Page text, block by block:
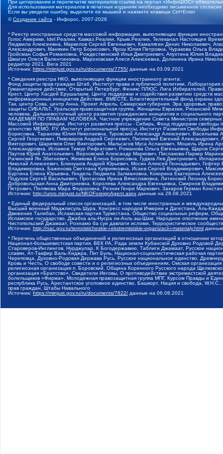
При цитировании и перепечатке материалов ссылка на портал «ИнфоШОС»
Для использования материалов в печатных изданиях необходимо письменное
Если вы увидели ошибку, выделите ее мышкой и нажмите клавиши Ctrl+Enter
©Создание сайта - Инфорос, 2007-2026
* Реестр иностранных средств массовой информации, выполняющих функции
Голос Америки, Idel.Реалии, Кавказ.Реалии, Крым.Реалии, Телеканал Настоящее
Людмила Алексеевна, Маркелов Сергей Евгеньевич, Камалягин Денис Николаевич,
Александрович, Маняхин Петр Борисович, Ярош Юлия Петровна, Чуракова Ольга
Гройсман Софья Романовна, Рождественский Илья Дмитриевич, Апухтина Юлия
Шмагун Олеся Валентиновна, Мароховская Алеся Алексеевна, Долинина Ирина
редактор 2021, Вега 2021
Источник: https://minjust.gov.ru/ru/documents/7755/ данные на 03.09.2021
* Сведения реестра НКО, выполняющих функции иностранного агента:
Фонд защиты прав граждан Штаб, Институт права и публичной политики,
Гуманитарное действие, Открытый Петербург, Феникс ПЛЮС, Лига Избирателей,
Крест, Центр Хасдей Ерушалаим, Центр поддержки и содействия развитию средств
информационных инициатив Действие, ВМЕСТЕ, Благотворительный фонд охраны
Так, центр Сова, центр Анна, Проект Апрель, Самарская губерния, Эра здоровья,
защиты СИБАЛЬТ, Уральская правозащитная группа, Женщины Евразии, Рязанский
человека, Дальневосточный центр развития гражданских инициатив и социального
АКАДЕМИЯ ПО ПРАВАМ ЧЕЛОВЕКА, Частное учреждение Совета Министров северных
Массовой Информации, Институт развития прессы - Сибирь, Фонд поддержки
агентство МЕМО. РУ, Институт региональной прессы, Институт Развития Свободы
Борисовна, Таранова Юлия Николаевна, Туровский Александр Алексеевич,
Сергей Георгиевич, Пивоваров Андрей Сергеевич, Писемский Евгений
Викторович, Шарипков Олег Викторович, Мальсагов Муса Асланович, Мошель Ирина
Александровна, Исламов Тимур Рифгатович, Романова Ольга Евгеньевна, Щаров
Паутов Юрий Анатольевич, Верховский Александр Маркович, Пислакова-Паркер
Рачинский Ян Збигневич, Жемкова Елена Борисовна, Гудков Лев Дмитриевич,
Николай Алексеевич, Блинушов Андрей Юрьевич, Мосин Алексей Геннадьевич,
Владимировна, Баженова Светлана Куприяновна, Исаев Сергей Владимирович,
Буртина Елена Юрьевна, Гендель Людмила Залмановна, Кокорина Екатерина
Подузов Сергей Васильевич, Протасова Ирина Вячеславовна, Литинский Леонид
Добровольская Анна Дмитриевна, Королева Александра Евгеньевна, Смирнов
Петрович, Полякова Мара Федоровна, Резник Генри Маркович, Захаров Герман
Источник: http://unro.minjust.ru/NKOForeignAgent.aspx данные на 28.08.2021
* Единый федеральный список организаций, в том числе иностранных и
Высший военный Маджлисуль Шура, Конгресс народов Ичкерии и Дагестана, Аль-
Движение Талибан, Исламская партия Туркестана, Общество социальных реформ,
Исламское государство, Джабха аль-Нусра ли-Ахль аш-Шам, Народное ополчение
Чистопольский Джамаат, Рохнамо ба суи давлати исломи, Террористическое
Источник: http://nac.gov.ru/terroristicheskie-i-ekstremistskie-organizacii-i-materialy.html
* Перечень общественных объединений и религиозных организаций в отношении
Национал-большевистская партия, ВЕК РА, Рада земли Кубанской Духовно Родовой
Староверов-Инглингов, Нурджулар, К Богодержавию, Таблиги Джамаат, Русское
славян, Ат-Такфир Валь-Хиджра, Пит Буль, Национал-социалистическая рабочая
Череповца, Духовно-Родовая Держава Русь, Русское национальное единство,
Кровь и Честь, О свободе совести и о религиозных объединениях, Омская
религиозная организация п. Боровский, Община Коренного Русского народа
организация «Братство», Свидетели Иеговы, О противодействии экстремистской
болельщиков «Фирма», Молодежная правозащитная группа МПГ, Курсом Правды и
республика Русь, Арестантское уголовное единство, Башкорт, Нация и свобода,
прав граждан, Штабы Навального
Источник: https://minjust.gov.ru/ru/documents/7822/ данные на 06.08.2021